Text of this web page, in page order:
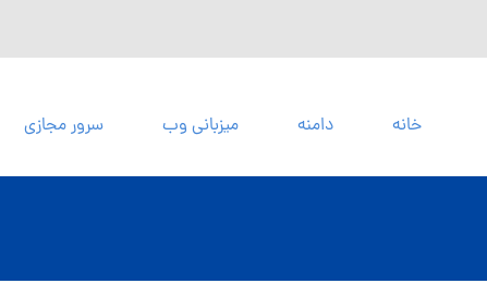
خانه دامنه میزبانی وب سرور مجازی